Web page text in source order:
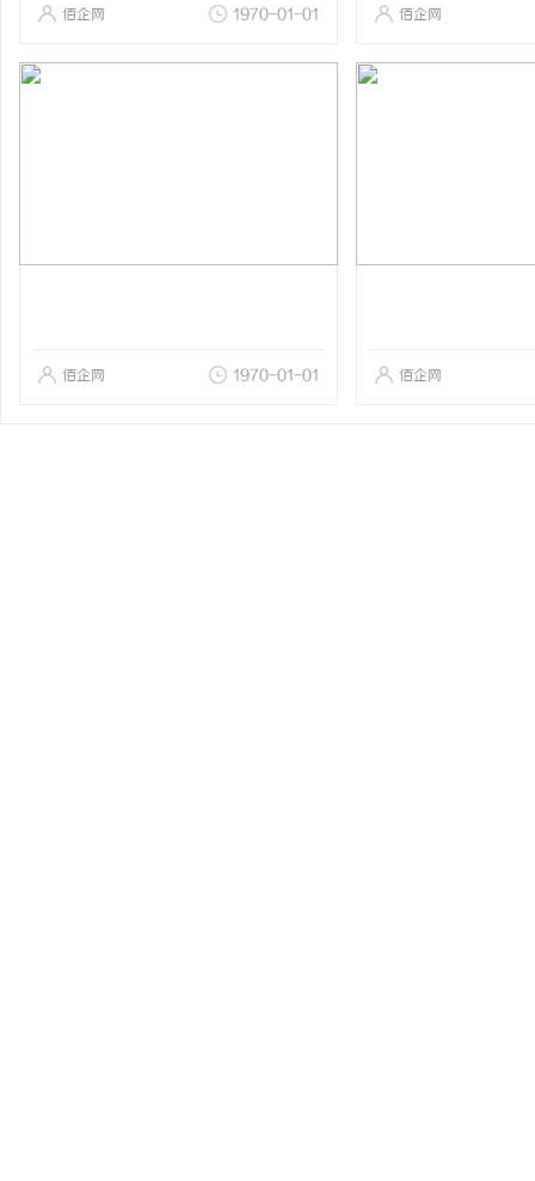
佰企网 1970-01-01 佰企网
佰企网 1970-01-01 佰企网